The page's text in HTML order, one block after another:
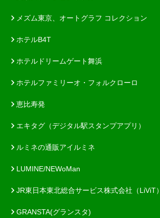
メズム東京、オートグラフ コレクション
ホテルB4T
ホテルドリームゲート舞浜
ホテルファミリーオ・フォルクローロ
恵比寿発
エキタグ（デジタル駅スタンプアプリ）
ルミネの通販アイルミネ
LUMINE/NEWoMan
JR東日本東北総合サービス株式会社（LiViT）
GRANSTA(グランスタ)